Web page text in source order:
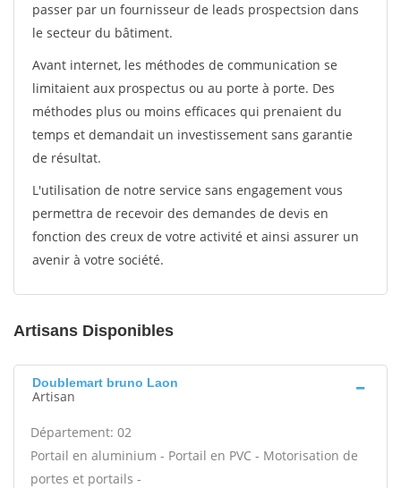
passer par un fournisseur de leads prospectsion dans
le secteur du bâtiment.
Avant internet, les méthodes de communication se
limitaient aux prospectus ou au porte à porte. Des
méthodes plus ou moins efficaces qui prenaient du
temps et demandait un investissement sans garantie
de résultat.
L'utilisation de notre service sans engagement vous
permettra de recevoir des demandes de devis en
fonction des creux de votre activité et ainsi assurer un
avenir à votre société.
Artisans Disponibles
Doublemart bruno Laon
Artisan
Département: 02
Portail en aluminium - Portail en PVC - Motorisation de
portes et portails -